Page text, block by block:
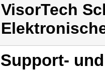
VisorTech
Support-